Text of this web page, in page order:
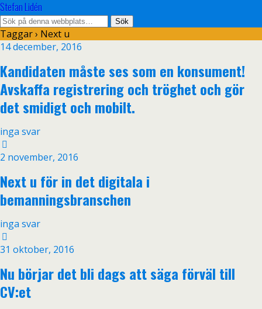
Stefan Lidén
Taggar › Next u
14 december, 2016
Kandidaten måste ses som en konsument!
Avskaffa registrering och tröghet och gör
det smidigt och mobilt.
inga svar
2 november, 2016
Next u för in det digitala i
bemanningsbranschen
inga svar
31 oktober, 2016
Nu börjar det bli dags att säga förväl till
CV:et